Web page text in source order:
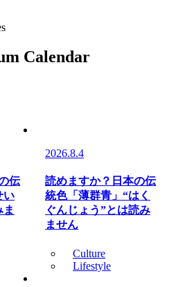
Calendar
伝
い
2026.8.4
読めますか？日本の伝
統色「薄群青」“はく
ぐんじょう”とは読み
ません
Culture
Lifestyle